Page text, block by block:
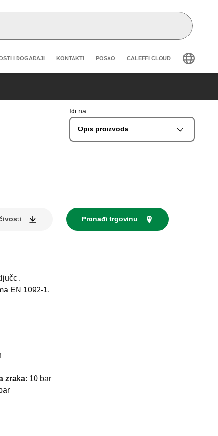
secondary navigation
I DOGAĐAJI KONTAKTI POSAO CALEFFI CLOUD
Idi na
Opis proizvoda
Pronađi trgovinu
EN 1092-1.
zraka: 10 bar